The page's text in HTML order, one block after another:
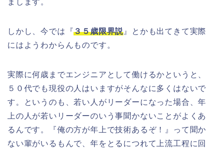
まします。
しかし、今では『３５歳限界説 』とかも出てきて実際
にはようわからんものです。
実際に何歳までエンジニアとして働けるかというと、
５０代でも現役の人はいますがそんなに多くはないで
す。というのも、若い人がリーダーになった場合、年
上の人が若いリーダーのいう事聞かないことがよくあ
るんです。『俺の方が年上で技術あるぞ！』って聞か
ない輩がいるもんで、年をとるにつれて上流工程に回